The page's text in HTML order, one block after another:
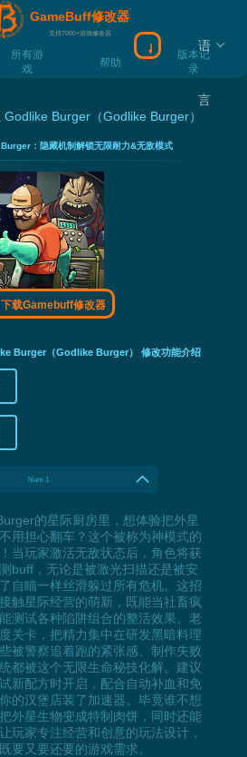
GameBuff修改器
支持7000+游戏修改器
所有游
戏
帮助
版本记
录
下载Gamebuff
语
言
Burger（Godlike Burger）
：隐藏机制解锁无限耐力&无敌模式
下载Gamebuff修改器
Burger（Godlike Burger） 修改功能介绍
Num 1
的星际厨房里，想体验把外星
用担心翻车？这个被称为神模式的
当玩家激活无敌状态后，角色将获
buff，无论是被激光扫描还是被安
自瞄一样丝滑躲过所有危机。这招
触星际经营的萌新，既能当社畜疯
测试各种陷阱组合的整活效果。老
关卡，把精力集中在研发黑暗料理
被警察追着跑的紧张感、制作失败
都被这个无限生命秘技化解。建议
新配方时开启，配合自动补血和免
的汉堡店装了加速器。毕竟谁不想
外星生物变成特制肉饼，同时还能
玩家专注经营和创意的玩法设计，
要又要还要的游戏需求。